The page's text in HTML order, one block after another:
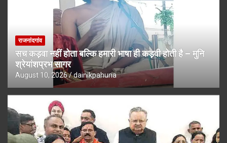
राजनांदगांव
सच कड़वा नहीं होता बल्कि हमारी भाषा ही ‎कड़वी होती है – मुनि
श्रेयांशप्रभ सागर
August 10, 2026 dainikpahuna